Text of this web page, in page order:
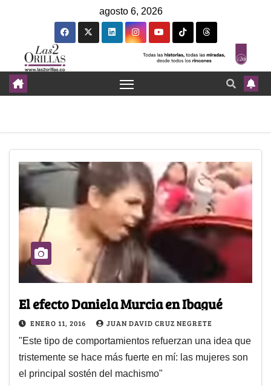
agosto 6, 2026
El efecto Daniela Murcia en Ibagué
ENERO 11, 2016 JUAN DAVID CRUZ NEGRETE
"Este tipo de comportamientos refuerzan una idea que
tristemente se hace más fuerte en mí: las mujeres son
el principal sostén del machismo"